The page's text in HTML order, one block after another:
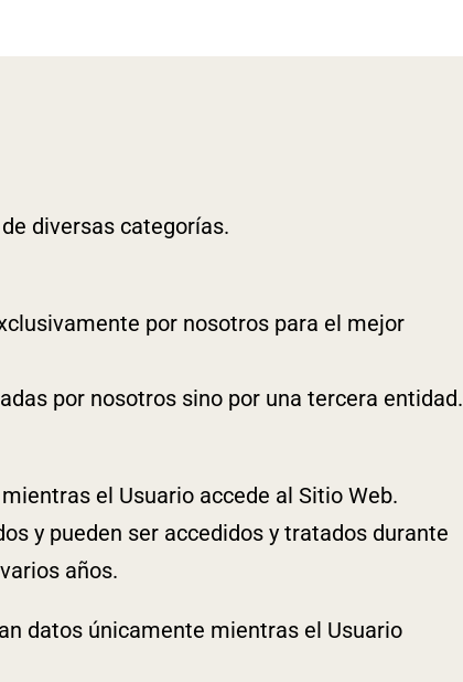
diversas categorías.
por nosotros para el mejor
por nosotros sino por una tercera entidad.
el Usuario accede al Sitio Web.
y pueden ser accedidos y tratados durante
años.
datos únicamente mientras el Usuario